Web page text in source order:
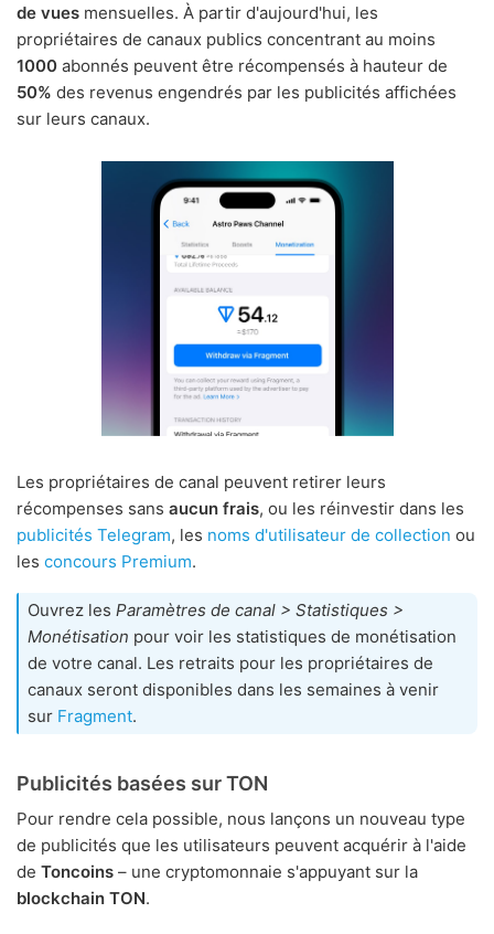
de vues mensuelles. À partir d'aujourd'hui, les
propriétaires de canaux publics concentrant au moins
1000 abonnés peuvent être récompensés à hauteur de
50% des revenus engendrés par les publicités affichées
sur leurs canaux.
Les propriétaires de canal peuvent retirer leurs
récompenses sans aucun frais, ou les réinvestir dans les
publicités Telegram, les noms d'utilisateur de collection ou
les concours Premium.
Ouvrez les Paramètres de canal > Statistiques >
Monétisation pour voir les statistiques de monétisation
de votre canal. Les retraits pour les propriétaires de
canaux seront disponibles dans les semaines à venir
sur Fragment.
Publicités basées sur TON
Pour rendre cela possible, nous lançons un nouveau type
de publicités que les utilisateurs peuvent acquérir à l'aide
de Toncoins – une cryptomonnaie s'appuyant sur la
blockchain TON.